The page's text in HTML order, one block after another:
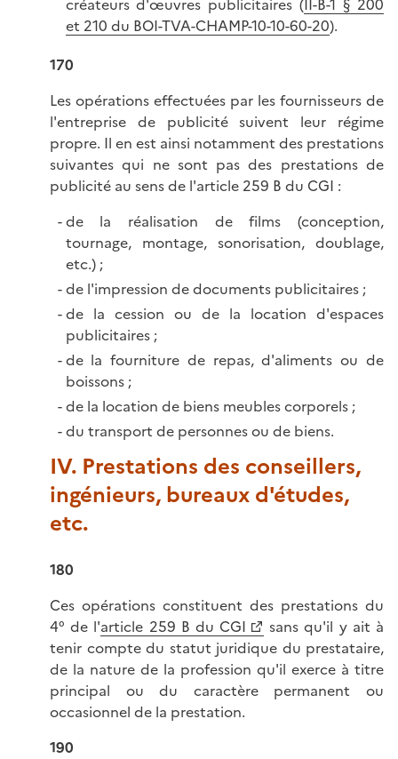
et 210 du BOI-TVA-CHAMP-10-10-60-20).
170
Les opérations effectuées par les fournisseurs de
l'entreprise de publicité suivent leur régime
propre. Il en est ainsi notamment des prestations
suivantes qui ne sont pas des prestations de
publicité au sens de l'article 259 B du CGI :
de la réalisation de films (conception,
tournage, montage, sonorisation, doublage,
etc.) ;
de l'impression de documents publicitaires ;
de la cession ou de la location d'espaces
publicitaires ;
de la fourniture de repas, d'aliments ou de
boissons ;
de la location de biens meubles corporels ;
du transport de personnes ou de biens.
IV. Prestations des conseillers,
ingénieurs, bureaux d'études,
etc.
180
Ces opérations constituent des prestations du
4° de l'article 259 B du CGI
sans qu'il y ait à
tenir compte du statut juridique du prestataire,
de la nature de la profession qu'il exerce à titre
principal ou du caractère permanent ou
occasionnel de la prestation.
190